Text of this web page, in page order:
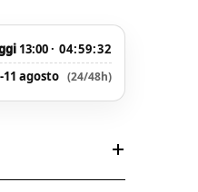
13:00· 04:59:32
11 agosto (24/48h)